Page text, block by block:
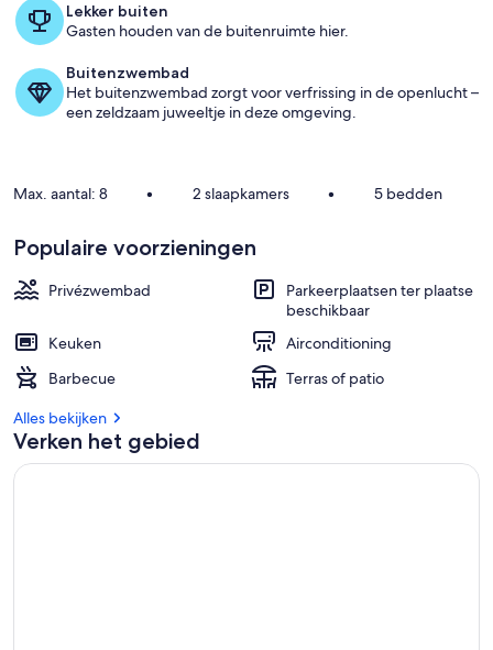
Terrein van de accommodatie
Lekker buiten
Gasten houden van de buitenruimte hier.
Buitenzwembad
Het buitenzwembad zorgt voor verfrissing in de openlucht –
een zeldzaam juweeltje in deze omgeving.
Max. aantal: 8 • 2 slaapkamers • 5 bedden
Populaire voorzieningen
Privézwembad
Parkeerplaatsen ter plaatse
beschikbaar
Keuken
Airconditioning
Barbecue
Terras of patio
Alles bekijken
Verken het gebied